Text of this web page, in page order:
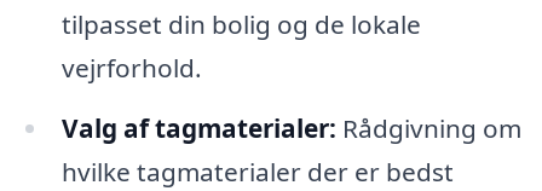
tilpasset din bolig og de lokale
vejrforhold.
Valg af tagmaterialer: Rådgivning om
hvilke tagmaterialer der er bedst